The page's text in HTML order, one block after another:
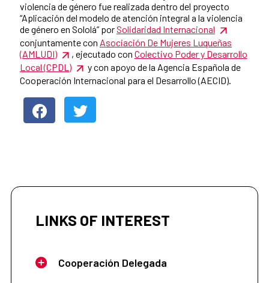
violencia de género fue realizada dentro del proyecto
“Aplicación del modelo de atención integral a la violencia
de género en Sololá” porSolidaridad Internacional
conjuntamente con Asociación De Mujeres Luqueñas
(AMLUDI)
, ejecutado con Colectivo Poder y Desarrollo
Local (CPDL)
y con apoyo de la Agencia Española de
Cooperación Internacional para el Desarrollo (AECID).
LINKS OF INTEREST
Cooperación Delegada